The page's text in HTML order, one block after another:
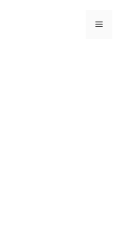
Menu